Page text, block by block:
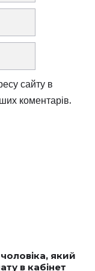
сайту в
коментарів.
який
в кабінет